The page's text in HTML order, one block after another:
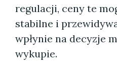
regulacji, ceny te
stabilne i
wpłynie na decyzje
wykupie.